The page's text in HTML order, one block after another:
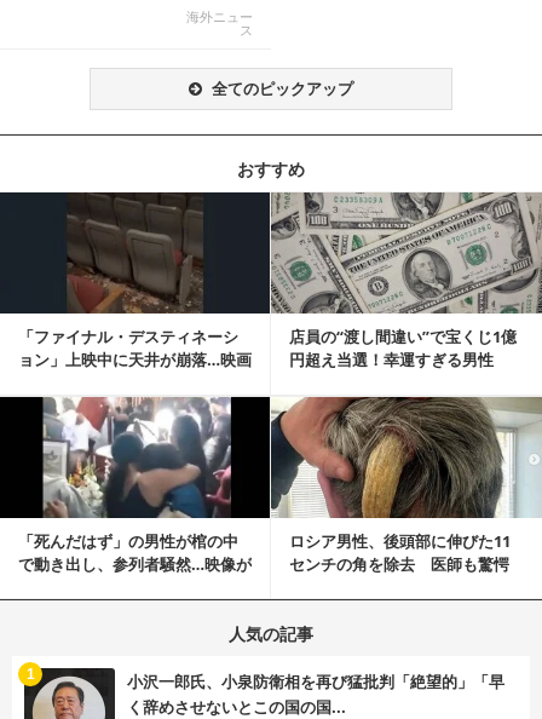
海外ニュー
ス
全てのピックアップ
おすすめ
「ファイナル・デスティネーシ
ョン」上映中に天井が崩落…映画
店員の“渡し間違い”で宝くじ1億
円超え当選！幸運すぎる男性
記事を読む
「死んだはず」の男性が棺の中
で動き出し、参列者騒然…映像が
ロシア男性、後頭部に伸びた11
センチの角を除去 医師も驚愕
記事を読む
人気の記事
小沢一郎氏、小泉防衛相を再び猛批判「絶望的」「早
く辞めさせないとこの国の国...
1